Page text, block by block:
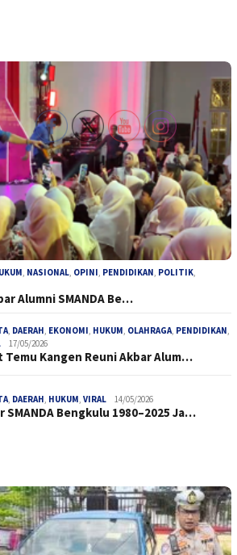
, NASIONAL, OPINI, PENDIDIKAN, POLITIK,
Alumni SMANDA Be…
, DAERAH, EKONOMI, HUKUM, OLAHRAGA, PENDIDIKAN,
17/05/2026
Temu Kangen Reuni Akbar Alum…
, DAERAH, HUKUM, VIRAL 14/05/2026
SMANDA Bengkulu 1980–2025 Ja…